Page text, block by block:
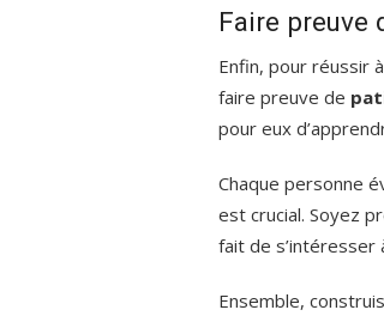
Faire preuve
Enfin, pour réussir
faire preuve de
pour eux
Chaque personne
est crucial. Soyez
fait de s’intéresser
Ensemble,